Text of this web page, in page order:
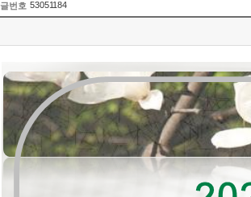
글번호 53051184